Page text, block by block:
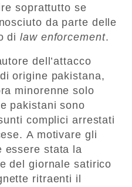
soprattutto se
da parte delle
dilaw enforcement.
dell’attacco
origine pakistana,
minorenne solo
pakistani sono
complici arrestati
A motivare gli
essere stata la
del giornale satirico
ritraenti il